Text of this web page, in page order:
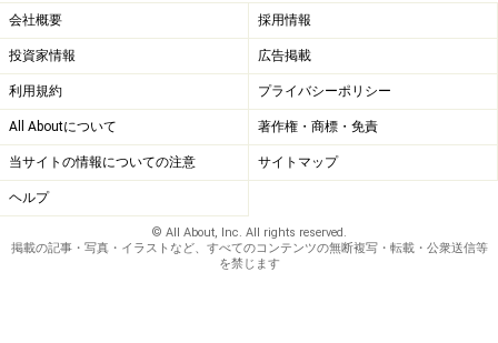
会社概要 採用情報
投資家情報 広告掲載
利用規約 プライバシーポリシー
All Aboutについて 著作権・商標・免責
当サイトの情報についての注意 サイトマップ
ヘルプ
© All About, Inc. All rights reserved.
掲載の記事・写真・イラストなど、すべてのコンテンツの無断複写・転載・公衆送信等
を禁じます